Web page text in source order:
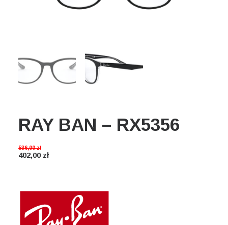
Wyszukiwanie
Koszyk
RAY BAN – RX5356
536,00zł
402,00 zł